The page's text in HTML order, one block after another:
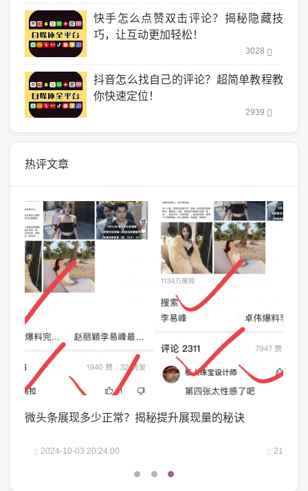
快手怎么点赞双击评论？揭秘隐藏技
巧，让互动更加轻松！
3028
抖音怎么找自己的评论？超简单教程教
你快速定位！
2939
热评文章
微头条展现多少正常？揭秘提升展现量的秘诀
2024-10-03 20:24:00 21